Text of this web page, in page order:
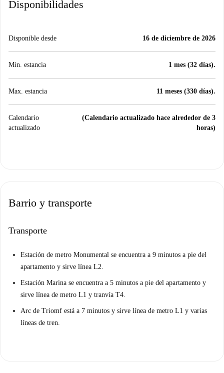
Disponibilidades
Disponible desde 16 de diciembre de 2026
Min. estancia 1 mes (32 días).
Max. estancia 11 meses (330 días).
Calendario
actualizado
(Calendario actualizado hace alrededor de 3
horas)
Barrio y transporte
Transporte
Estación de metro Monumental se encuentra a 9 minutos a pie del
apartamento y sirve línea L2.
Estación Marina se encuentra a 5 minutos a pie del apartamento y
sirve línea de metro L1 y tranvía T4.
Arc de Triomf está a 7 minutos y sirve línea de metro L1 y varias
líneas de tren.